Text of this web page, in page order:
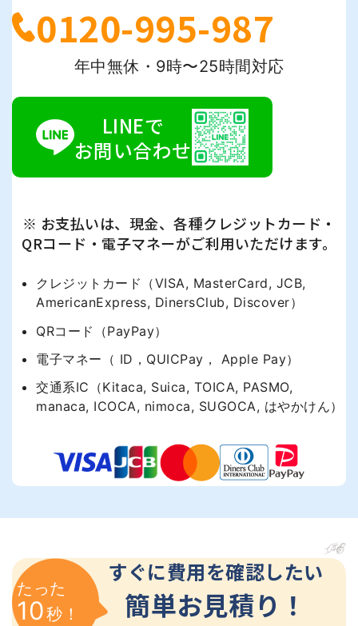
0120-995-987
年中無休・9時〜25時間対応
LINEで
お問い合わせ
※ お支払いは、現金、各種クレジットカード・
QRコード・電子マネーがご利用いただけます。
クレジットカード（VISA, MasterCard, JCB,
AmericanExpress, DinersClub, Discover）
QRコード（PayPay）
電子マネー（ ID，QUICPay， Apple Pay）
交通系IC（Kitaca, Suica, TOICA, PASMO,
manaca, ICOCA, nimoca, SUGOCA, はやかけん）
たった
10秒！
すぐに費用を確認したい
簡単お見積り！